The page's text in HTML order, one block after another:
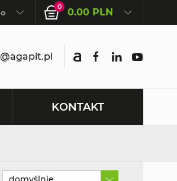
0 0.00 PLN
KONTAKT